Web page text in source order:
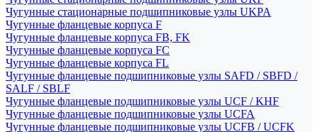
Чугунные стационарные подшипниковые узлы UKPA
Чугунные фланцевые корпуса F
Чугунные фланцевые корпуса FB, FK
Чугунные фланцевые корпуса FC
Чугунные фланцевые корпуса FL
Чугунные фланцевые подшипниковые узлы SAFD / SBFD /
SALF / SBLF
Чугунные фланцевые подшипниковые узлы UCF / KHF
Чугунные фланцевые подшипниковые узлы UCFA
Чугунные фланцевые подшипниковые узлы UCFB / UCFK